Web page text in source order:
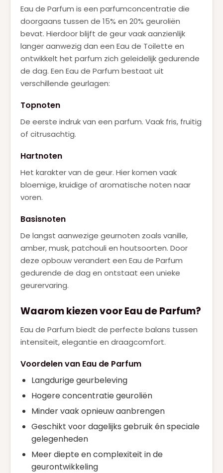
Eau de Parfum is een parfumconcentratie die
doorgaans tussen de 15% en 20% geuroliën
bevat. Hierdoor blijft de geur vaak aanzienlijk
langer aanwezig dan een Eau de Toilette en
ontwikkelt het parfum zich geleidelijk gedurende
de dag. Een Eau de Parfum bestaat uit
verschillende geurlagen:
Topnoten
De eerste indruk van een parfum. Vaak fris, fruitig
of citrusachtig.
Hartnoten
Het karakter van de geur. Hier komen vaak
bloemige, kruidige of aromatische noten naar
voren.
Basisnoten
De langst aanwezige geurnoten zoals vanille,
amber, musk, patchouli en houtsoorten. Door
deze opbouw verandert een Eau de Parfum
gedurende de dag en ontstaat een unieke
geurervaring.
Waarom kiezen voor Eau de Parfum?
Eau de Parfum biedt de perfecte balans tussen
intensiteit, elegantie en draagcomfort.
Voordelen van Eau de Parfum
Langdurige geurbeleving
Hogere concentratie geuroliën
Minder vaak opnieuw aanbrengen
Geschikt voor dagelijks gebruik én speciale
gelegenheden
Meer diepte en complexiteit in de
geurontwikkeling